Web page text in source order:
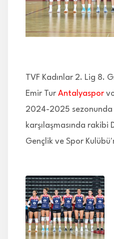
İLETİŞİM
TVF Kadınlar 2. Lig 8.
Emir Tur Antalyaspor
2024-2025 sezonunda
karşılaşmasında rakibi
Gençlik ve Spor